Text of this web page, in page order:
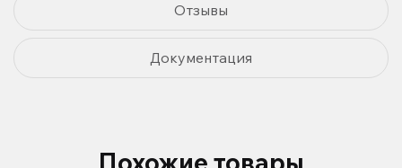
Отзывы
Документация